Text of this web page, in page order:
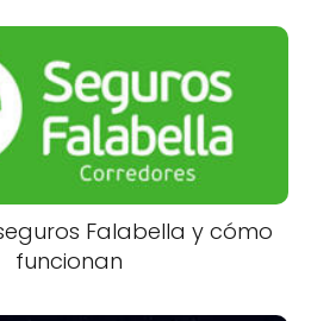
Falabella y cómo
funcionan